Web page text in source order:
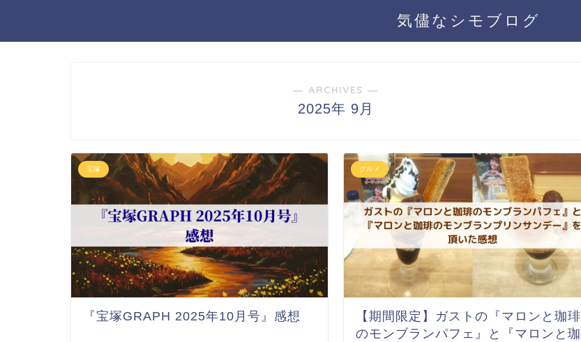
気儘なシモブログ
― ARCHIVES ―
2025年 9月
宝塚
『宝塚GRAPH 2025年10月号』感想
グルメ
【期間限定】ガストの『マロンと珈琲
のモンブランパフェ』と『マロンと珈